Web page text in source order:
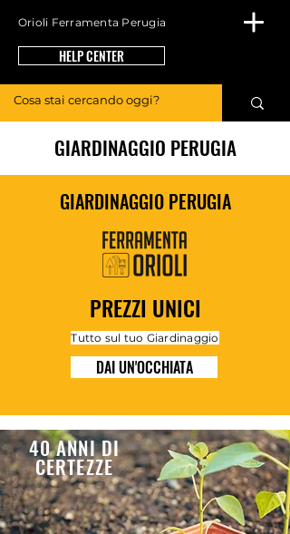
Orioli Ferramenta Perugia
HELP CENTER
GIARDINAGGIO PERUGIA
GIARDINAGGIO PERUGIA
PREZZI UNICI
Tutto sul tuo Giardinaggio
DAI UN'OCCHIATA
40 ANNI DI
CERTEZZE